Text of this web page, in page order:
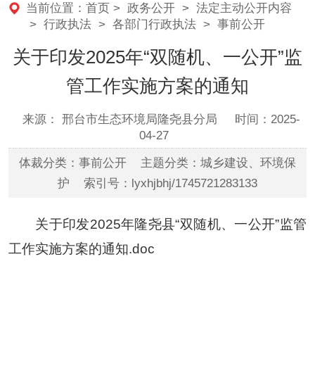
当前位置： 首页 > 政务公开> 法定主动公开内容
> 行政执法 > 各部门行政执法> 事前公开
关于印发2025年“双随机、一公开”监
管工作实施方案的通知
来源： 邢台市生态环境局隆尧县分局
时间：2025-
04-27
体裁分类：事前公开 主题分类：城乡建设、环境保
护 索引号：lyxhjbhj/1745721283133
关于印发2025年隆尧县“双随机、一公开”监管
工作实施方案的通知.doc